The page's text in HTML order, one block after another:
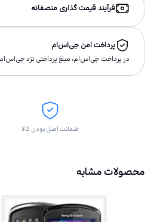
فرآیند قیمت گذاری منصفانه
پرداخت امن جی‌اس‌ام
در پرداخت جی‌اس‌ام، مبلغ پرداختى نزد
ضمانت اصل بودن کالا
محصولات مشابه